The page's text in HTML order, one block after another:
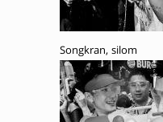
Songkran, silom